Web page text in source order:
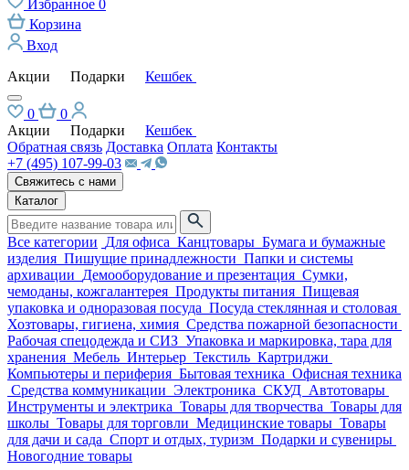
Избранное 0
Корзина
Вход
Акции
Подарки Кешбек
0
0
Акции
Подарки
Кешбек
Обратная связь Доставка Оплата Контакты
+7 (495) 107-99-03
Свяжитесь с нами
Каталог
Все категории Для офиса Канцтовары Бумага и бумажные
изделия Пишущие принадлежности Папки и системы
архивации Демооборудование и презентация Сумки,
чемоданы, кожгалантерея Продукты питания Пищевая
упаковка и одноразовая посуда Посуда стеклянная и столовая
Хозтовары, гигиена, химия Средства пожарной безопасности
Рабочая спецодежда и СИЗ Упаковка и маркировка, тара для
хранения Мебель Интерьер Текстиль Картриджи
Компьютеры и периферия Бытовая техника Офисная техника
Средства коммуникации Электроника СКУД Автотовары
Инструменты и электрика Товары для творчества Товары для
школы Товары для торговли Медицинские товары Товары
для дачи и сада Спорт и отдых, туризм Подарки и сувениры
Новогодние товары